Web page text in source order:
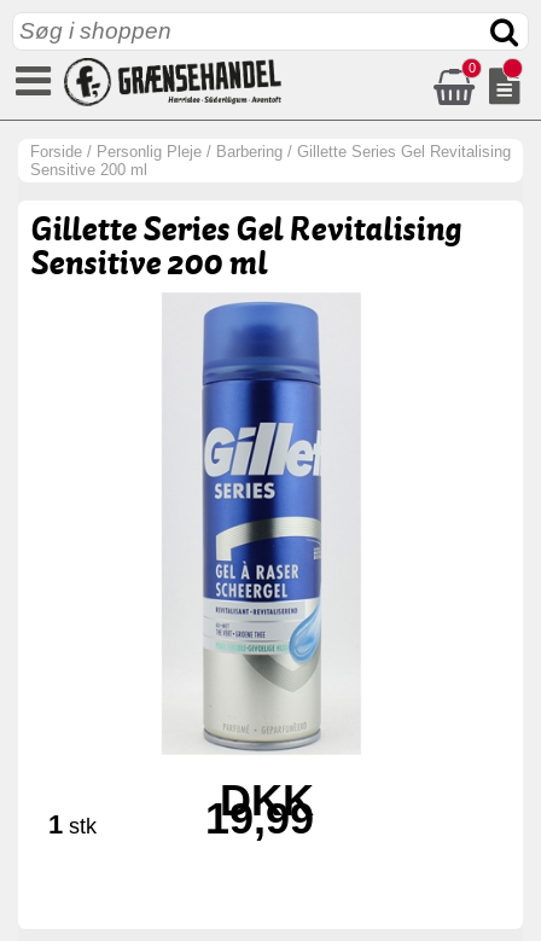
0
Forside / Personlig Pleje / Barbering / Gillette Series Gel Revitalising
Sensitive 200 ml
Gillette Series Gel Revitalising
Sensitive 200 ml
1 stk
DKK
19,99